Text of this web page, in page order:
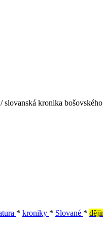
kronika
* kroniky * Slované *